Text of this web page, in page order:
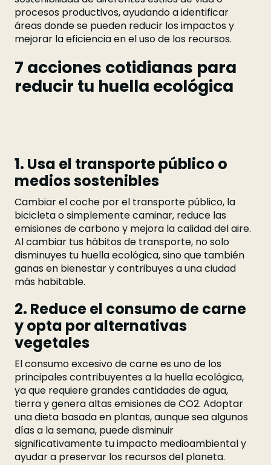
procesos productivos, ayudando a identificar
áreas donde se pueden reducir los impactos y
mejorar la eficiencia en el uso de los recursos.
7 acciones cotidianas para
reducir tu huella ecológica
1. Usa el transporte público o
medios sostenibles
Cambiar el coche por el transporte público, la
bicicleta o simplemente caminar, reduce las
emisiones de carbono y mejora la calidad del aire.
Al cambiar tus hábitos de transporte, no solo
disminuyes tu huella ecológica, sino que también
ganas en bienestar y contribuyes a una ciudad
más habitable.
2. Reduce el consumo de carne
y opta por alternativas
vegetales
El consumo excesivo de carne es uno de los
principales contribuyentes a la huella ecológica,
ya que requiere grandes cantidades de agua,
tierra y genera altas emisiones de CO2. Adoptar
una dieta basada en plantas, aunque sea algunos
días a la semana, puede disminuir
significativamente tu impacto medioambiental y
ayudar a preservar los recursos del planeta.